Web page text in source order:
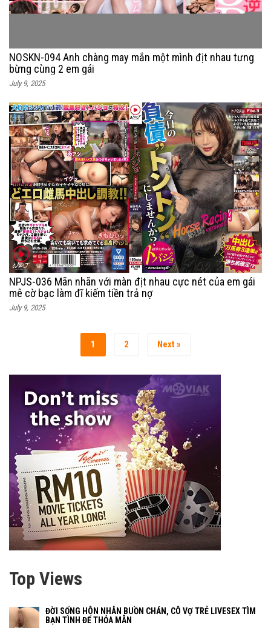
NOSKN-094 Anh chàng may mắn một mình địt nhau tưng
bừng cùng 2 em gái
July 9, 2025
NPJS-036 Mãn nhãn với màn địt nhau cực nét của em gái
mê cờ bạc làm đĩ kiếm tiền trả nợ
July 9, 2025
1 2 Next »
Top Views
ĐỜI SỐNG HÔN NHÂN BUỒN CHÁN, CÔ VỢ TRẺ LIVESEX TÌM
BẠN TÌNH ĐỂ THỎA MÃN